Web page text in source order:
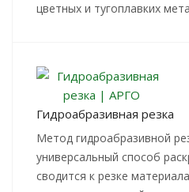
цветных и тугоплавких
Гидроабразивная резка
Метод гидроабразивной
универсальный способ
сводится к резке